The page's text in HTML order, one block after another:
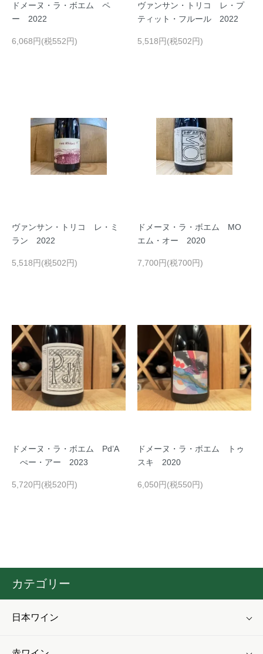
ドメーヌ・ラ・ボエム ペ
ー 2022
6,068円(税552円)
ヴァンサン・トリコ レ・プ
ティット・フルール 2022
5,518円(税502円)
ヴァンサン・トリコ レ・ミ
ラン 2022
5,518円(税502円)
ドメーヌ・ラ・ボエム MO
エム・オー 2020
7,700円(税700円)
ドメーヌ・ラ・ボエム Pd’A
ぺー・アー 2023
5,720円(税520円)
ドメーヌ・ラ・ボエム トゥ
スキ 2020
6,050円(税550円)
カテゴリー
日本ワイン